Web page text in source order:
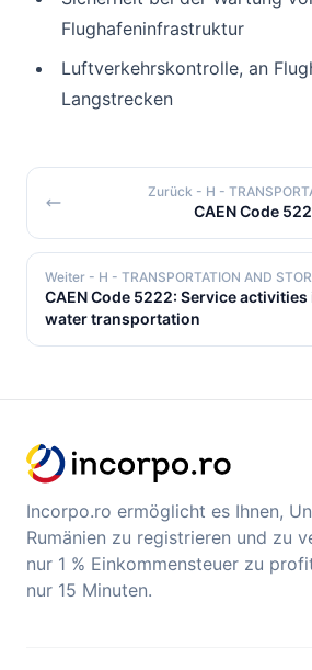
Flughafeninfrastruktur
Luftverkehrskontrolle, an
Langstrecken
Zurück - H -
CAEN Code
Weiter - H - TRANSPORTATION AND
CAEN Code 5222: Service
water transportation
Incorpo.ro ermöglicht es Ihnen,
Rumänien zu registrieren und zu
nur 1 % Einkommensteuer zu
nur 15 Minuten.